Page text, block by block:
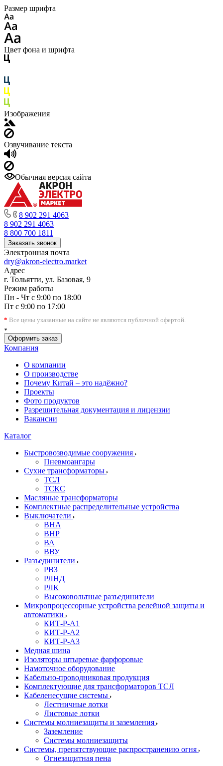
Размер шрифта
Цвет фона и шрифта
Изображения
Озвучивание текста
Обычная версия сайта
8 902 291 4063
8 902 291 4063
8 800 700 1811
Заказать звонок
Электронная почта
dry@akron-electro.market
Адрес
г. Тольятти, ул. Базовая, 9
Режим работы
Пн - Чт с 9:00 по 18:00
Пт с 9:00 по 17:00
* Все цены указанные на сайте не являются публичной офертой.
Оформить заказ
Компания
О компании
О производстве
Почему Китай – это надёжно?
Проекты
Фото продуктов
Разрешительная документация и лицензии
Вакансии
Каталог
Быстровозводимые сооружения
Пневмоангары
Сухие трансформаторы
ТСЛ
ТСКС
Масляные трансформаторы
Комплектные распределительные устройства
Выключатели
ВНА
ВНР
ВА
ВВУ
Разъединители
РВЗ
РЛНД
РЛК
Высоковольтные разъединители
Микропроцессорные устройства релейной защиты и
автоматики
КИТ-Р-А1
КИТ-Р-А2
КИТ-Р-А3
Медная шина
Изоляторы штыревые фарфоровые
Намоточное оборудование
Кабельно-проводниковая продукция
Комплектующие для трансформаторов ТСЛ
Кабеленесущие системы
Лестничные лотки
Листовые лотки
Системы молниезащиты и заземления
Заземление
Системы молниезащиты
Системы, препятствующие распространению огня
Огнезащитная пена